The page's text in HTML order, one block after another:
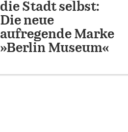
die Stadt selbst:
Die neue
aufregende Marke
»Berlin Museum«